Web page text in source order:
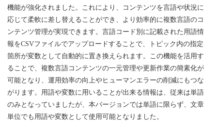
機能が強化されました。これにより、コンテンツを言語や状況に
応じて柔軟に差し替えることができ、より効率的に複数言語のコ
ンテンツ管理が実現できます。言語コード別に記載された用語情
報をCSVファイルでアップロードすることで、トピック内の指定
箇所が変数として自動的に置き換えられます。この機能を活用す
ることで、複数言語コンテンツの一元管理や更新作業の簡素化が
可能となり、運用効率の向上やヒューマンエラーの削減にもつな
がります。用語や変数に用いることが出来る情報は、従来は単語
のみとなっていましたが、本バージョンでは単語に限らず、文章
単位でも用語や変数として使用可能となりました。